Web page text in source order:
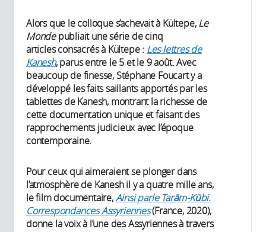
Alors que le colloque s’achevait à Kültepe,Le
Mondepubliait une série de cinq
articles consacrés à Kültepe : Les lettres de
Kanesh, parus entre le 5 et le 9 août. Avec
beaucoup de finesse, Stéphane Foucart y a
développé les faits saillants apportés par les
tablettes de Kanesh, montrant la richesse de
cette documentation unique et faisant des
rapprochements judicieux avec l’époque
contemporaine.
Pour ceux qui aimeraient se plonger dans
l’atmosphère de Kanesh il y a quatre mille ans,
le film documentaire,Ainsi parle Tarām-Kūbi.
Correspondances Assyriennes(France, 2020),
donne la voix à l’une des Assyriennes à travers